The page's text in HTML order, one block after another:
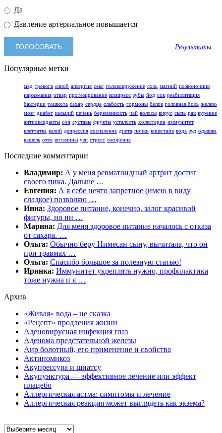
Да
Давление артериальное повышается
Результаты
Популярные метки
мед тревога озноб аллергия секс головокружение соль магний позвоночник
наркомания отвар протезирование компресс зубы йод сок реабилитация
бактерии тошнота сахар сердце слабость гормоны белок головная боль железо
мозг диабет кальций печень беременность чай волосы вирус сыпь рак курение
антиоксиданты сон суставы фрукты усталость холестерин иммунитет
клетчатка калий депрессия воспаление диета почки кишечник вода зуд одышка
кашель отек витамины узи стресс ожирение
Последние комментарии
Владимир: А у меня ревматоидный артрит достиг
своего пика. Дальше …
Евгения: А я себе нечто запретное (имею в виду
сладкое) позволяю …
Инна: Здоровое питание, конечно, залог красивой
фигуры, но ни …
Марина: Для меня здоровое питание началось с отказа
от сахара. …
Ольга: Обычно беру Нимесан сыну, вычитала, что он
при травмах …
Ольга: Спасибо большое за полезную статью!
Иринка: Иммунитет укреплять нужно, профилактика
тоже нужна и я …
Архив
«Живая» вода – не сказка
«Рецепт» продления жизни
Аденовирусная инфекция глаз
Аденома предстательной железы
Аир болотный, его применение и свойства
Актиномикоз
Акупрессура и шиатсу
Акупунктура — эффективное лечение или эффект
плацебо
Аллергическая астма: симптомы и лечение
Аллергическая реакция может выглядеть как экзема?